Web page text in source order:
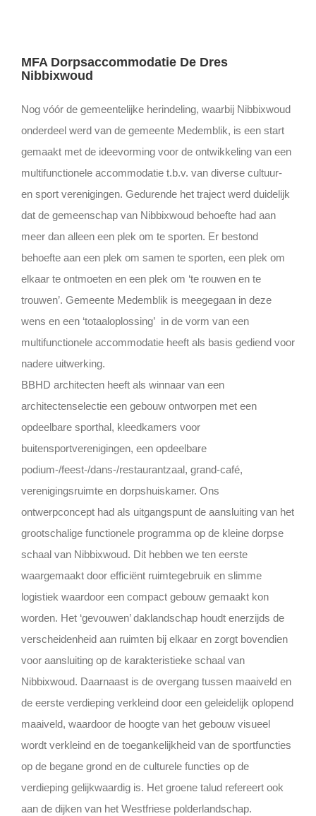
MFA Dorpsaccommodatie De Dres
Nibbixwoud
Nog vóór de gemeentelijke herindeling, waarbij Nibbixwoud
onderdeel werd van de gemeente Medemblik, is een start
gemaakt met de ideevorming voor de ontwikkeling van een
multifunctionele accommodatie t.b.v. van diverse cultuur-
en sport verenigingen. Gedurende het traject werd duidelijk
dat de gemeenschap van Nibbixwoud behoefte had aan
meer dan alleen een plek om te sporten. Er bestond
behoefte aan een plek om samen te sporten, een plek om
elkaar te ontmoeten en een plek om ‘te rouwen en te
trouwen’. Gemeente Medemblik is meegegaan in deze
wens en een ‘totaaloplossing’ in de vorm van een
multifunctionele accommodatie heeft als basis gediend voor
nadere uitwerking.
BBHD architecten heeft als winnaar van een
architectenselectie een gebouw ontworpen met een
opdeelbare sporthal, kleedkamers voor
buitensportverenigingen, een opdeelbare
podium-/feest-/dans-/restaurantzaal, grand-café,
verenigingsruimte en dorpshuiskamer. Ons
ontwerpconcept had als uitgangspunt de aansluiting van het
grootschalige functionele programma op de kleine dorpse
schaal van Nibbixwoud. Dit hebben we ten eerste
waargemaakt door efficiënt ruimtegebruik en slimme
logistiek waardoor een compact gebouw gemaakt kon
worden. Het ‘gevouwen’ daklandschap houdt enerzijds de
verscheidenheid aan ruimten bij elkaar en zorgt bovendien
voor aansluiting op de karakteristieke schaal van
Nibbixwoud. Daarnaast is de overgang tussen maaiveld en
de eerste verdieping verkleind door een geleidelijk oplopend
maaiveld, waardoor de hoogte van het gebouw visueel
wordt verkleind en de toegankelijkheid van de sportfuncties
op de begane grond en de culturele functies op de
verdieping gelijkwaardig is. Het groene talud refereert ook
aan de dijken van het Westfriese polderlandschap.